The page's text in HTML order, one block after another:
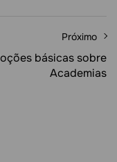
Próximo
básicas sobre
Academias